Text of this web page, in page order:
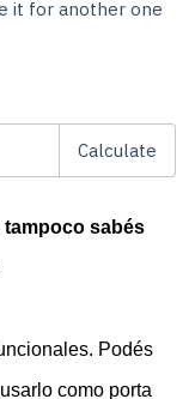
it for another one
Calculate
tampoco sabés
Podés
como porta